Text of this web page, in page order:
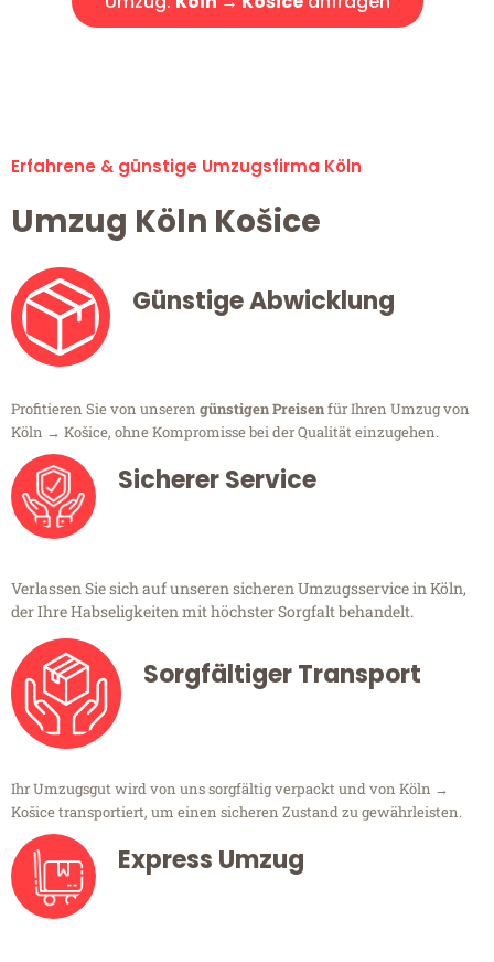
Erfahrene & günstige Umzugsfirma Köln
Umzug Köln Košice
Günstige Abwicklung
Profitieren Sie von unseren günstigen Preisenfür Ihren Umzug von
Köln → Košice, ohne Kompromisse bei der Qualität einzugehen.
Sicherer Service
Verlassen Sie sich auf unseren sicheren Umzugsservice in Köln,
der Ihre Habseligkeiten mit höchster Sorgfalt behandelt.
Sorgfältiger Transport
Ihr Umzugsgut wird von uns sorgfältig verpackt und von Köln →
Košice transportiert, um einen sicheren Zustand zu gewährleisten.
Express Umzug